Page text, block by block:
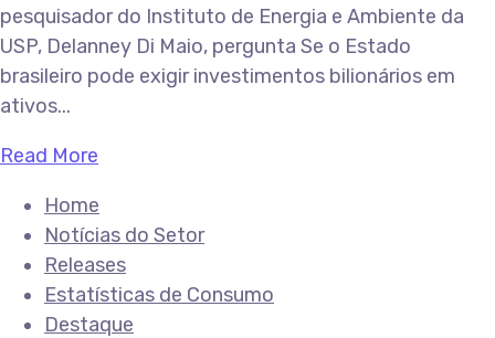
pesquisador do Instituto de Energia e Ambiente da
USP, Delanney Di Maio, pergunta Se o Estado
brasileiro pode exigir investimentos bilionários em
ativos...
Read More
Home
Notícias do Setor
Releases
Estatísticas de Consumo
Destaque